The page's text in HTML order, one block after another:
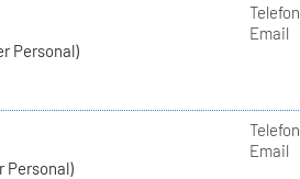
Personal)
Telefon
Email
Personal)
Telefon
Email